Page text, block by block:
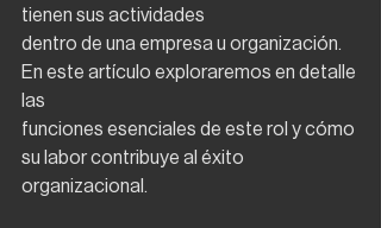
tienen sus actividades
dentro de una empresa u organización.
En este artículo exploraremos en detalle
las
funciones esenciales de este rol y cómo
su labor contribuye al éxito
organizacional.